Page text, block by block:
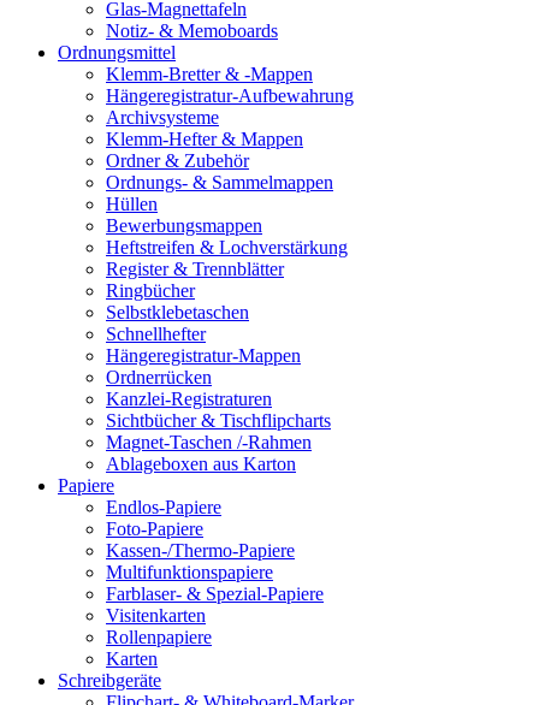
Glas-Magnettafeln
Notiz- & Memoboards
Ordnungsmittel
Klemm-Bretter & -Mappen
Hängeregistratur-Aufbewahrung
Archivsysteme
Klemm-Hefter & Mappen
Ordner & Zubehör
Ordnungs- & Sammelmappen
Hüllen
Bewerbungsmappen
Heftstreifen & Lochverstärkung
Register & Trennblätter
Ringbücher
Selbstklebetaschen
Schnellhefter
Hängeregistratur-Mappen
Ordnerrücken
Kanzlei-Registraturen
Sichtbücher & Tischflipcharts
Magnet-Taschen /-Rahmen
Ablageboxen aus Karton
Papiere
Endlos-Papiere
Foto-Papiere
Kassen-/Thermo-Papiere
Multifunktionspapiere
Farblaser- & Spezial-Papiere
Visitenkarten
Rollenpapiere
Karten
Schreibgeräte